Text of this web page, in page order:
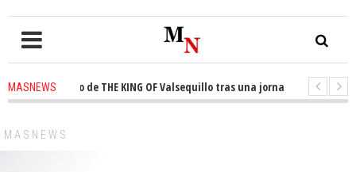
MASNEWS
trono de THE KING OF Valsequillo tras una jornada de baloncesto
MASNEWS